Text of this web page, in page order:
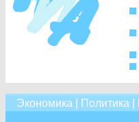
Экономика Политика